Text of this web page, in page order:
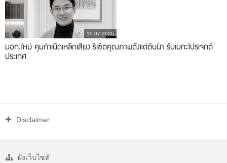
15.07.2026
มอก.ใหม่ คุมกำเนิดเหล็กเสี่ยง รีเซ็ตคุณภาพตั้งแต่ต้นน้ำ รับเมกะโปรเจกต์
ประเทศ
Disclaimer
ผังเว็บไซต์